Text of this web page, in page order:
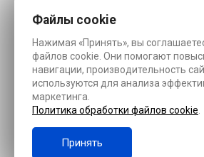
Файлы cookie
Нажимая «Принять», вы
файлов cookie. Они помогают
навигации, производительность
используются для анализа
маркетинга.
Политика обработки файлов cookie
Принять